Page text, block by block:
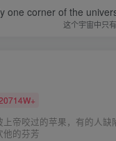
one corner of the
这个宇宙中只
帝咬过的苹果，有的人缺
他的芬芳